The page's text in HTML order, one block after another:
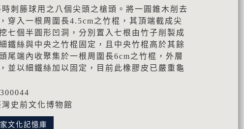
刺籐球用之八個尖頭之槍頭。將一圓錐木削去
穿入一根周圍長4.5cm之竹棍，其頂端截成尖
七個半圓形凹洞，分別置入七根由竹子削製成
鐵絲與中央之竹棍固定，且中央竹棍高於其餘
尾端內收聚集於一根周圍長6cm之竹棍，外層
並以細鐵絲加以固定，目前此橡膠皮已嚴重龜
史前文化博物館
文化記憶庫